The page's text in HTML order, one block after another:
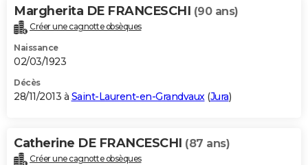
Margherita DE FRANCESCHI (90 ans)
Créer une cagnotte obsèques
Naissance
02/03/1923
Décès
28/11/2013 à Saint-Laurent-en-Grandvaux(Jura)
Catherine DE FRANCESCHI (87 ans)
Créer une cagnotte obsèques